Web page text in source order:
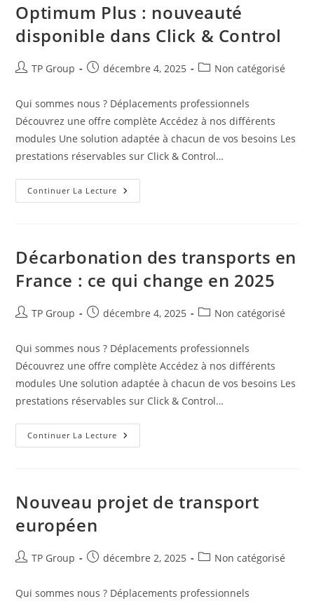
Optimum Plus : nouveauté
disponible dans Click & Control
TP Group décembre 4, 2025 Non catégorisé
Qui sommes nous ? Déplacements professionnels
Découvrez une offre complète Accédez à nos différents
modules Une solution adaptée à chacun de vos besoins Les
prestations réservables sur Click & Control…
Continuer La Lecture
Décarbonation des transports en
France : ce qui change en 2025
TP Group décembre 4, 2025 Non catégorisé
Qui sommes nous ? Déplacements professionnels
Découvrez une offre complète Accédez à nos différents
modules Une solution adaptée à chacun de vos besoins Les
prestations réservables sur Click & Control…
Continuer La Lecture
Nouveau projet de transport
européen
TP Group décembre 2, 2025 Non catégorisé
Qui sommes nous ? Déplacements professionnels